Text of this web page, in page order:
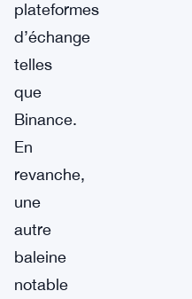
plateformes
d’échange
telles
que
Binance.
En
revanche,
une
autre
baleine
notable